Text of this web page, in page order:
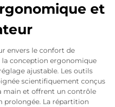
et
envers le confort de
conception ergonomique
ajustable. Les outils
scientifiquement conçus
main et offrent un contrôle
prolongée. La répartition